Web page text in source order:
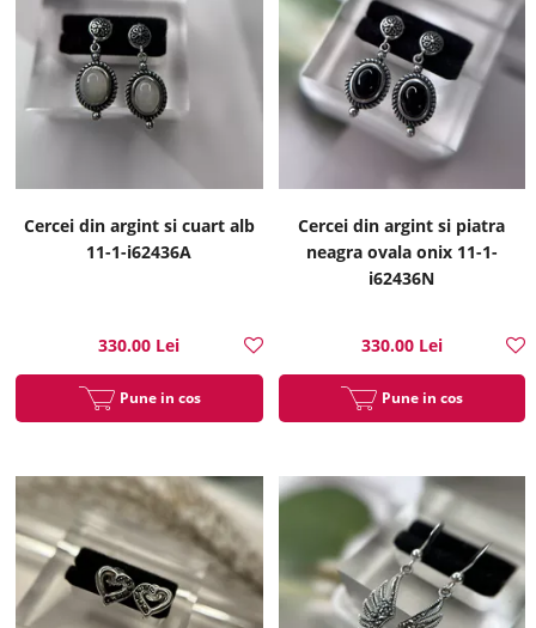
Cercei din argint si cuart alb
11-1-i62436A
330.00 Lei
Pune in cos
Cercei din argint si piatra
neagra ovala onix 11-1-
i62436N
330.00 Lei
Pune in cos